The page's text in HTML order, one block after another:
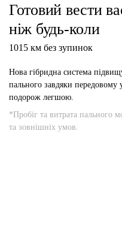
Готовий вести
ніж будь-коли
1015 км без зупинок
Нова гібридна система
пального завдяки
подорож легшою.
*Пробіг та витрата пального
та зовнішніх умов.